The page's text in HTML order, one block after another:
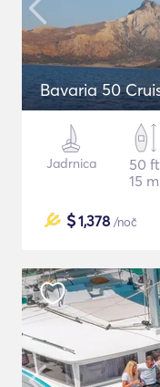
Bavaria 50
Jadrnica
50 ft
15 m
$1,378 /noč